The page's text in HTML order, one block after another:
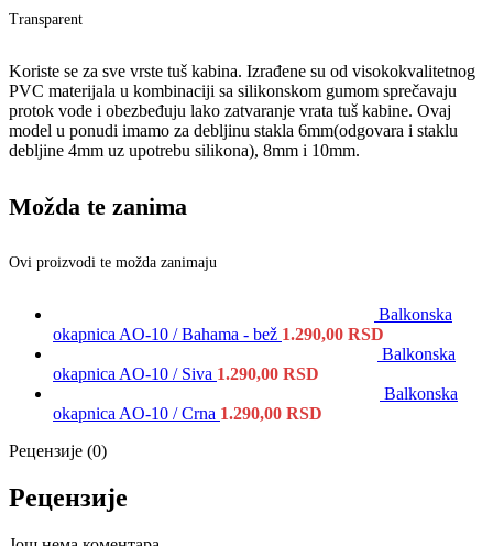
Transparent
Koriste se za sve vrste tuš kabina. Izrađene su od visokokvalitetnog
PVC materijala u kombinaciji sa silikonskom gumom sprečavaju
protok vode i obezbeđuju lako zatvaranje vrata tuš kabine. Ovaj
model u ponudi imamo za debljinu stakla 6mm(odgovara i staklu
debljine 4mm uz upotrebu silikona), 8mm i 10mm.
Možda te zanima
Ovi proizvodi te možda zanimaju
Balkonska
okapnica AO-10 / Bahama - bež 1.290,00 RSD
Balkonska
okapnica AO-10 / Siva 1.290,00 RSD
Balkonska
okapnica AO-10 / Crna 1.290,00 RSD
Рецензије (0)
Рецензије